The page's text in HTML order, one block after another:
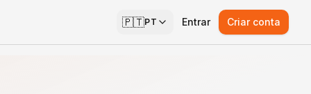
🇵🇹PT Entrar Criar conta